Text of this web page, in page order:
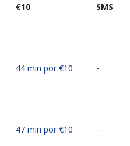
⁦€10⁩
SMS
44 min por ⁦€10⁩ -
47 min por ⁦€10⁩ -